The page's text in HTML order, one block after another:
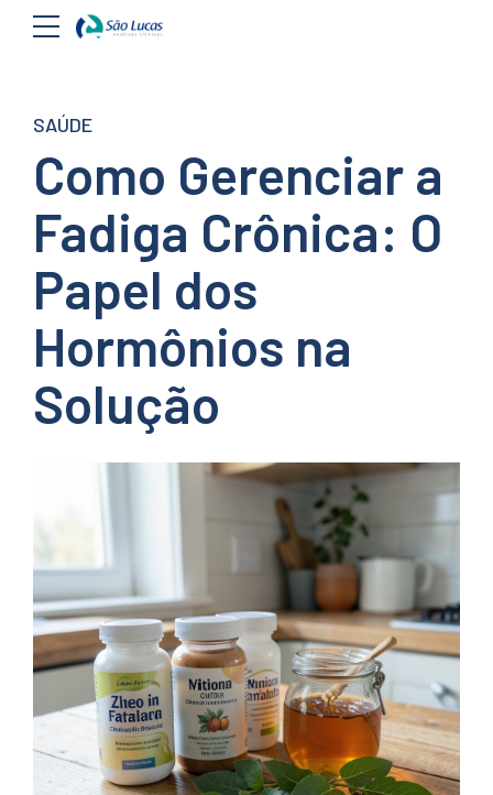
SAÚDE
Como Gerenciar a
Fadiga Crônica: O
Papel dos
Hormônios na
Solução